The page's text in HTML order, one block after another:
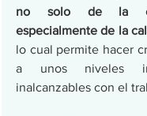
no solo de la
especialmente de la
lo cual permite hacer
a unos niveles
inalcanzables con el